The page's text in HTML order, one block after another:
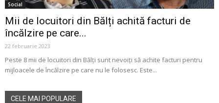
Social
Mii de locuitori din Bălți achită facturi de
încălzire pe care...
22 februarie 2023
Peste 8 mii de locuitori din Bălți sunt nevoiți să achite facturi pentru
mijloacele de încălzire pe care nu le folosesc. Este...
CELE MAI POPULARE